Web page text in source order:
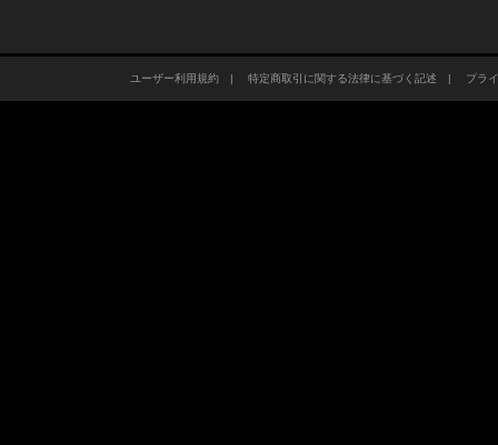
ユーザー利用規約| 特定商取引に関する法律に基づく記述 | プラ